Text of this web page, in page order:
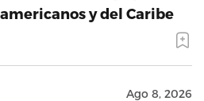
y del Caribe
Ago 8, 2026